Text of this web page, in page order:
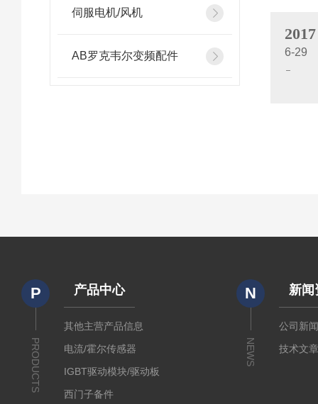
伺服电机/风机
AB罗克韦尔变频配件
2017
6-29
P
PRODUCTS
产品中心
其他主营产品信息
电流/霍尔传感器
IGBT驱动模块/驱动板
西门子备件
N
NEWS
新闻
公司新
技术文